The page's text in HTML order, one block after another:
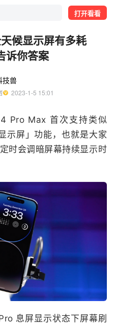
打开看看
候显示屏有多耗
诉你答案
技兽
  2023-1-5 15:01
Pro Max 首次支持类似
示屏」功能，也就是大家
时会调暗屏幕持续显示时
息屏显示状态下屏幕刷